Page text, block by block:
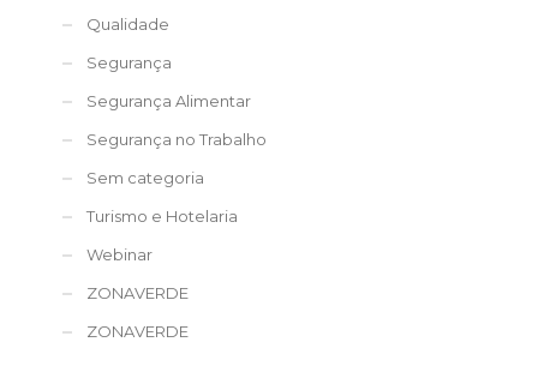
Qualidade
Segurança
Segurança Alimentar
Segurança no Trabalho
Sem categoria
Turismo e Hotelaria
Webinar
ZONAVERDE
ZONAVERDE